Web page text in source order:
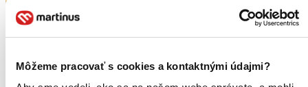
Môžeme pracovať s cookies a kontaktnými údajmi?